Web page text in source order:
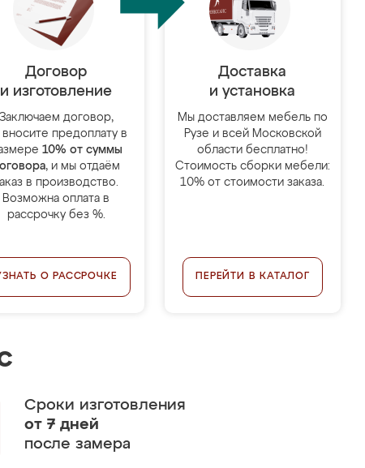
Договор
и изготовление
Заключаем договор,
вносите предоплату в
10% от суммы
, и мы отдаём
в производство.
Возможна оплата в
рассрочку без %.
О РАССРОЧКЕ
Доставка
и установка
Мы доставляем мебель по
Рузе и всей Московской
области бесплатно!
Стоимость сборки мебели:
10% от стоимости заказа.
ПЕРЕЙТИ В КАТАЛОГ
Сроки изготовления
от 7 дней
после замера